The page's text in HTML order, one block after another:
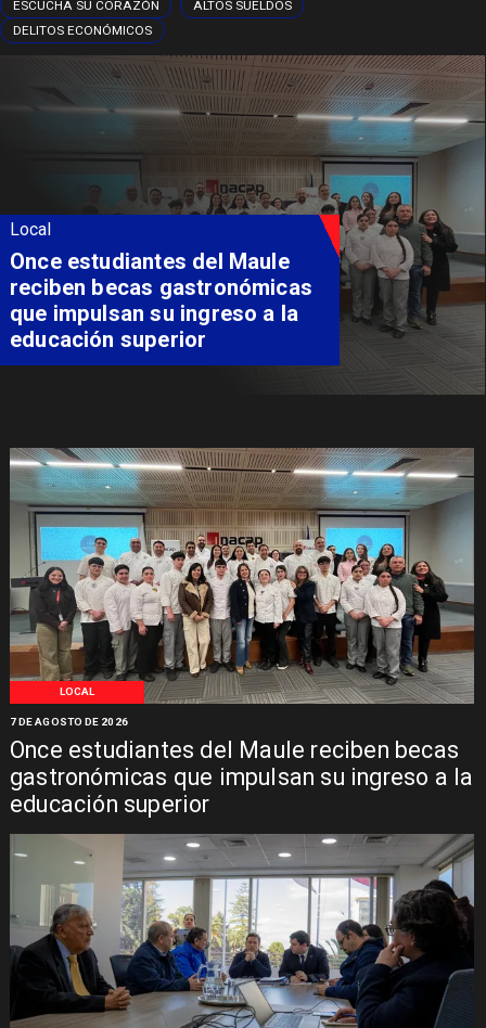
ESCUCHA SU CORAZÓN
ALTOS SUELDOS
DELITOS ECONÓMICOS
LOCAL
Once estudiantes del Maule reciben becas
gastronómicas que impulsan su ingreso a la
educación superior
7 DE AGOSTO DE 2026
Local
Álvarez-Salamanca lidera la
apuesta regional para
consolidar el Paso Pehuenche
como alternativa a Los
Libertadores